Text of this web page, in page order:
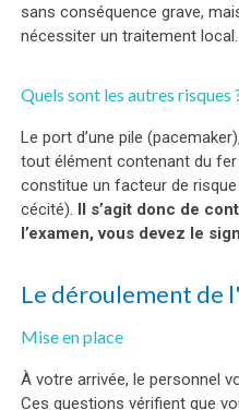
sans conséquence grave,
nécessiter un traitement local.
Quels sont les autres risques
Le port d’une pile
tout élément contenant du
constitue un facteur de
cécité). Il s’agit donc de
l’examen, vous devez le
Le déroulement de
Mise en place
À votre arrivée, le personnel
Ces questions vérifient que